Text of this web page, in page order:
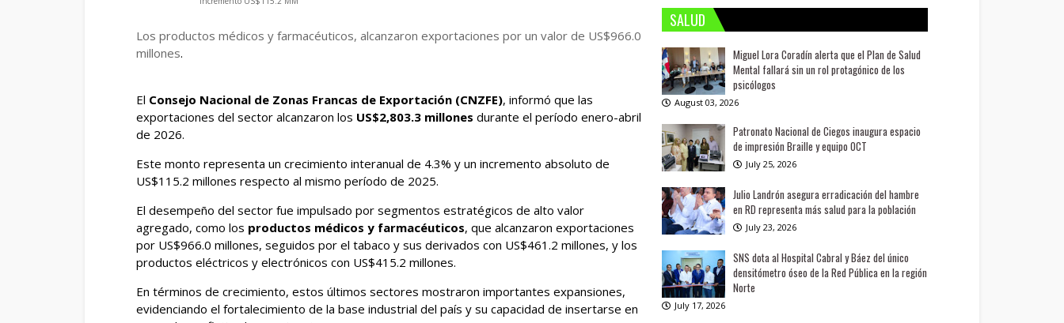
Los productos médicos y farmacéuticos, alcanzaron exportaciones por un valor de US$966.0
millones.
El Consejo Nacional de Zonas Francas de Exportación (CNZFE), informó que las
exportaciones del sector alcanzaron los US$2,803.3 millones durante el período enero-abril
de 2026.
Este monto representa un crecimiento interanual de 4.3% y un incremento absoluto de
US$115.2 millones respecto al mismo período de 2025.
El desempeño del sector fue impulsado por segmentos estratégicos de alto valor
agregado, como los productos médicos y farmacéuticos, que alcanzaron exportaciones
por US$966.0 millones, seguidos por el tabaco y sus derivados con US$461.2 millones, y los
productos eléctricos y electrónicos con US$415.2 millones.
En términos de crecimiento, estos últimos sectores mostraron importantes expansiones,
evidenciando el fortalecimiento de la base industrial del país y su capacidad de insertarse en
SALUD
Miguel Lora Coradín alerta que el Plan de Salud
Mental fallará sin un rol protagónico de los
psicólogos
August 03, 2026
Patronato Nacional de Ciegos inaugura espacio
de impresión Braille y equipo OCT
July 25, 2026
Julio Landrón asegura erradicación del hambre
en RD representa más salud para la población
July 23, 2026
SNS dota al Hospital Cabral y Báez del único
densitómetro óseo de la Red Pública en la región
Norte
July 17, 2026